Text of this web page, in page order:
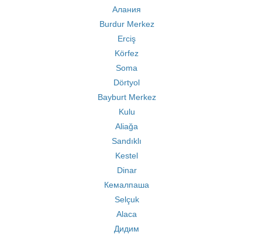
Алания
Burdur Merkez
Erciş
Körfez
Soma
Dörtyol
Bayburt Merkez
Kulu
Aliağa
Sandıklı
Kestel
Dinar
Кемалпаша
Selçuk
Alaca
Дидим